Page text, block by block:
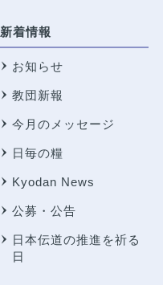
新着情報
お知らせ
教団新報
今月のメッセージ
日毎の糧
Kyodan News
公募・公告
日本伝道の推進を祈る
日